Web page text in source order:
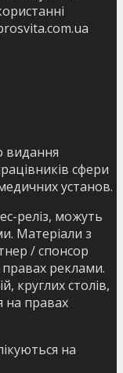
видання
сфери
установ.
реліз, можуть
Матеріали з
/ спонсор
реклами.
круглих столів,
на правах
на